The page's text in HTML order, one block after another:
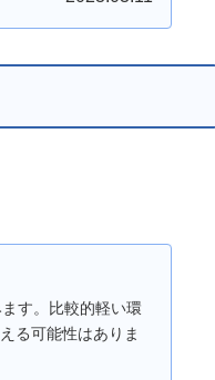
組み合わせて、高
す。比較的軽い環
る可能性はありま